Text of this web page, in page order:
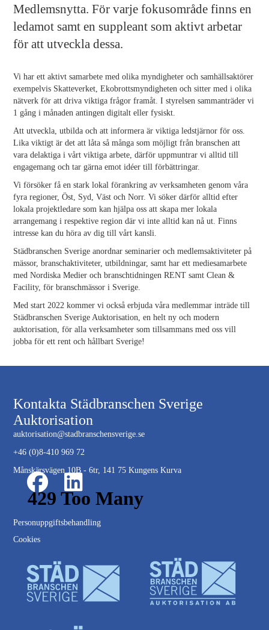
Medlemsnytta. För varje fokusområde finns en
ledamot samt en suppleant som aktivt arbetar
för att utveckla dessa.
Vi har ett aktivt samarbete med olika myndigheter och samhällsaktörer
exempelvis Skatteverket, Ekobrottsmyndigheten och sitter med i olika
nätverk för att driva viktiga frågor framåt. I styrelsen sammanträder vi
1 gång i månaden antingen digitalt eller fysiskt.
Att utveckla, utbilda och att informera är viktiga ledstjärnor för oss.
Lika viktigt är det att låta så många som möjligt från branschen att
vara delaktiga i vårt viktiga arbete, därför uppmuntrar vi alltid till
engagemang och tar gärna emot idéer till förbättringar.
Vi försöker få en stark lokal förankring av verksamheten genom våra
fyra regioner, Öst, Syd, Väst och Norr. Vi söker därför alltid efter
lokala projektledare som kan hjälpa oss att skapa mer lokala
arrangemang i respektive region där vi inte alltid kan nå ut. Finns
intresse kan du höra av dig till vårt kansli.
Städbranschen Sverige anordnar seminarier och medlemsaktiviteter på
mässor, branschaktiviteter, utbildningar, samt har ett mediesamarbete
med Nordiska Medier och branschtidningen RENT samt Clean &
Facility, för branschmässor i Sverige.
Med start 2022 kommer vi också erbjuda våra medlemmar inträde till
Städbranschen Sverige Auktorisation, en helt ny och modern
auktorisation, för alla verksamheter som tillsammans med oss vill
jobba för ett rent och hållbart Sverige!
Kontakta Städbranschen Sverige
Auktorisation
auktorisation@stadbranschensverige.se
+46 (0)8-410 969 72
Månskärsvägen 10B - 6tr, 141 75 Kungens Kurva
Personuppgiftsbehandling
Cookies